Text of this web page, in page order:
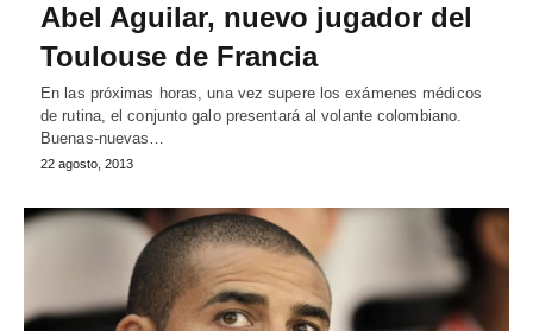
Abel Aguilar, nuevo jugador del
Toulouse de Francia
En las próximas horas, una vez supere los exámenes médicos
de rutina, el conjunto galo presentará al volante colombiano.
Buenas-nuevas…
22 agosto, 2013